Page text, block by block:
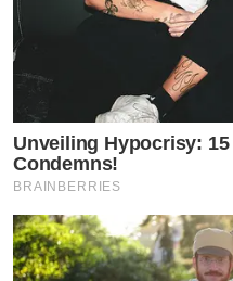
Unveiling Hypocrisy:
Condemns!
BRAINBERRIES